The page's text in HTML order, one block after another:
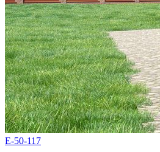
E-50-117